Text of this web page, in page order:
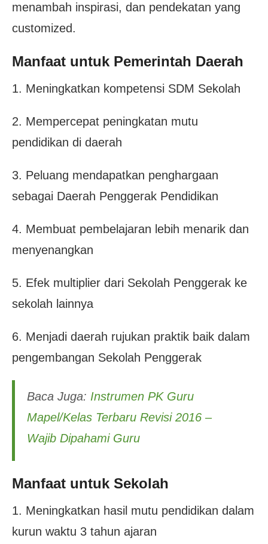
menambah inspirasi, dan pendekatan yang
customized.
Manfaat untuk Pemerintah Daerah
1. Meningkatkan kompetensi SDM Sekolah
2. Mempercepat peningkatan mutu
pendidikan di daerah
3. Peluang mendapatkan penghargaan
sebagai Daerah Penggerak Pendidikan
4. Membuat pembelajaran lebih menarik dan
menyenangkan
5. Efek multiplier dari Sekolah Penggerak ke
sekolah lainnya
6. Menjadi daerah rujukan praktik baik dalam
pengembangan Sekolah Penggerak
Baca Juga: Instrumen PK Guru
Mapel/Kelas Terbaru Revisi 2016 –
Wajib Dipahami Guru
Manfaat untuk Sekolah
1. Meningkatkan hasil mutu pendidikan dalam
kurun waktu 3 tahun ajaran